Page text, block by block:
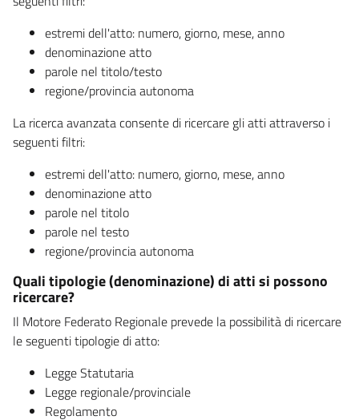
estremi dell'atto: numero, giorno, mese, anno
denominazione atto
parole nel titolo/testo
regione/provincia autonoma
La ricerca avanzata consente di ricercare gli atti attraverso i
seguenti filtri:
estremi dell'atto: numero, giorno, mese, anno
denominazione atto
parole nel titolo
parole nel testo
regione/provincia autonoma
Quali tipologie (denominazione) di atti si possono
ricercare?
Il Motore Federato Regionale prevede la possibilità di ricercare
le seguenti tipologie di atto:
Legge Statutaria
Legge regionale/provinciale
Regolamento